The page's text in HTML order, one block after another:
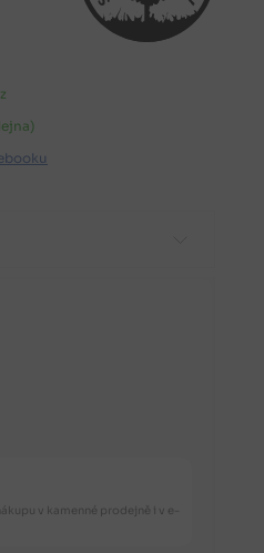
v kamenné prodejně i v e-